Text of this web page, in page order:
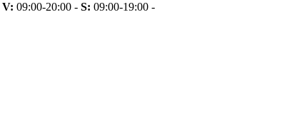
V: 09:00-20:00 - S: 09:00-19:00 -